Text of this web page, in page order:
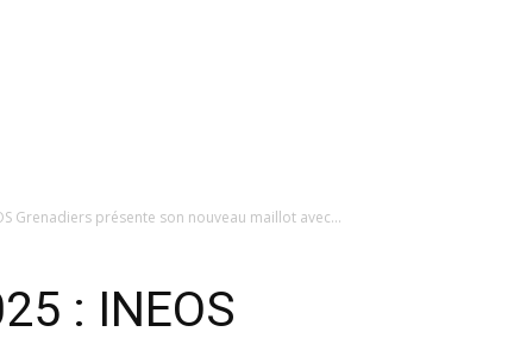
Grenadiers présente son nouveau maillot avec...
: INEOS